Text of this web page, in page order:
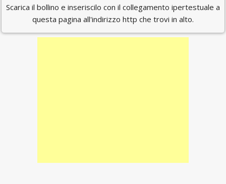
Scarica il bollino e inseriscilo con il collegamento ipertestuale a
questa pagina all'indirizzo http che trovi in alto.